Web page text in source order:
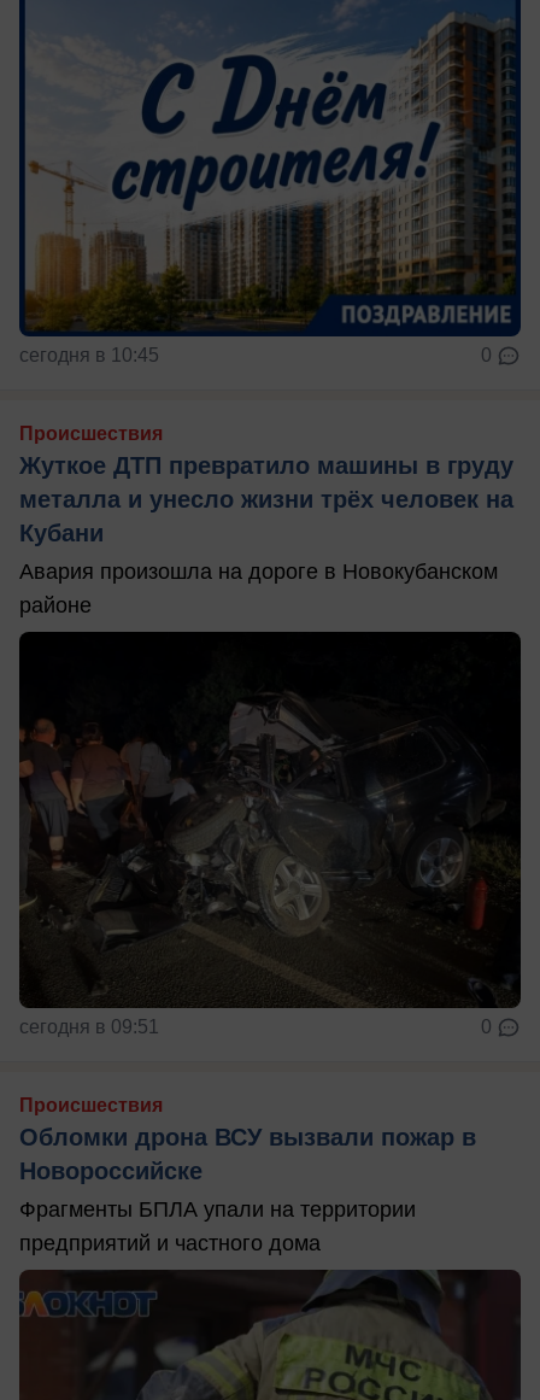
сегодня в 10:45 0
Происшествия
Жуткое ДТП превратило машины в груду
металла и унесло жизни трёх человек на
Кубани
Авария произошла на дороге в Новокубанском
районе
сегодня в 09:51 0
Происшествия
Обломки дрона ВСУ вызвали пожар в
Новороссийске
Фрагменты БПЛА упали на территории
предприятий и частного дома